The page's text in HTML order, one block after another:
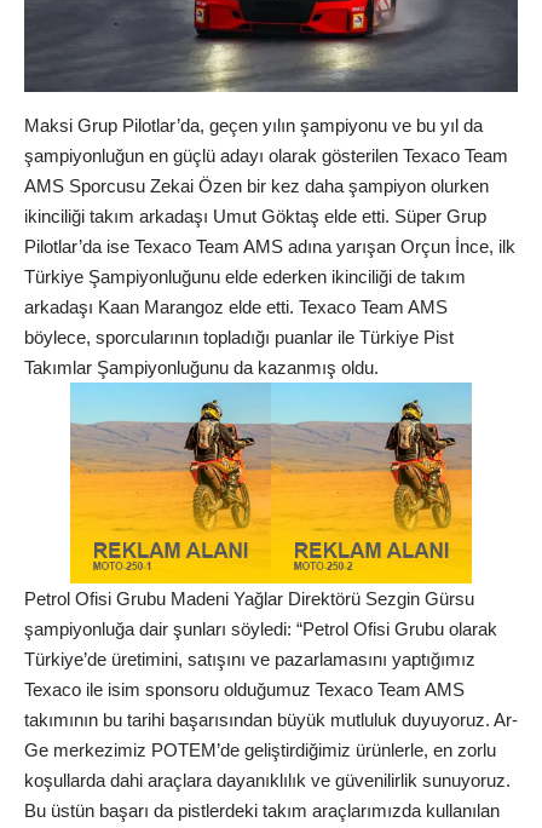
Maksi Grup Pilotlar’da, geçen yılın şampiyonu ve bu yıl da
şampiyonluğun en güçlü adayı olarak gösterilen Texaco Team
AMS Sporcusu Zekai Özen bir kez daha şampiyon olurken
ikinciliği takım arkadaşı Umut Göktaş elde etti. Süper Grup
Pilotlar’da ise Texaco Team AMS adına yarışan Orçun İnce, ilk
Türkiye Şampiyonluğunu elde ederken ikinciliği de takım
arkadaşı Kaan Marangoz elde etti. Texaco Team AMS
böylece, sporcularının topladığı puanlar ile Türkiye Pist
Takımlar Şampiyonluğunu da kazanmış oldu.
Petrol Ofisi Grubu Madeni Yağlar Direktörü Sezgin Gürsu
şampiyonluğa dair şunları söyledi: “Petrol Ofisi Grubu olarak
Türkiye’de üretimini, satışını ve pazarlamasını yaptığımız
Texaco ile isim sponsoru olduğumuz Texaco Team AMS
takımının bu tarihi başarısından büyük mutluluk duyuyoruz. Ar-
Ge merkezimiz POTEM’de geliştirdiğimiz ürünlerle, en zorlu
koşullarda dahi araçlara dayanıklılık ve güvenilirlik sunuyoruz.
Bu üstün başarı da pistlerdeki takım araçlarımızda kullanılan